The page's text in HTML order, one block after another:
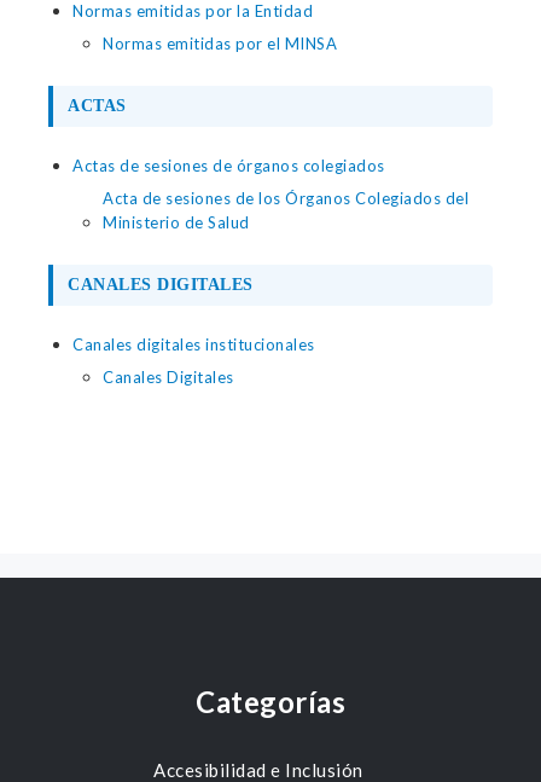
Normas emitidas por la Entidad
Normas emitidas por el MINSA
ACTAS
Actas de sesiones de órganos colegiados
Acta de sesiones de los Órganos Colegiados del
Ministerio de Salud
CANALES DIGITALES
Canales digitales institucionales
Canales Digitales
Categorías
Accesibilidad e Inclusión